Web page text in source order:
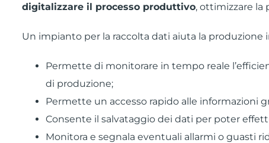
digitalizzare il processo produttivo, ottimizzare la
Un impianto per la raccolta dati aiuta la produzione
Permette di monitorare in tempo reale
di produzione;
Permette un accesso rapido alle informazioni
Consente il salvataggio dei dati per poter
Monitora e segnala eventuali allarmi o guasti